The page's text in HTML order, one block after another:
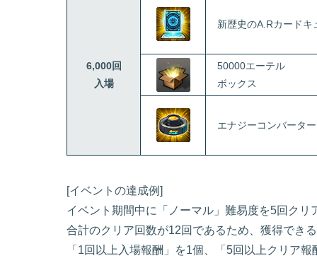
6,000回
入場
新歴史のA.Rカードキ
50000エーテル
ボックス
エナジーコンバーター
[イベントの達成例]
イベント期間中に「ノーマル」難易度を5回ク
合計のクリア回数が12回であるため、獲得でき
「1回以上入場報酬」を1個、「5回以上クリア